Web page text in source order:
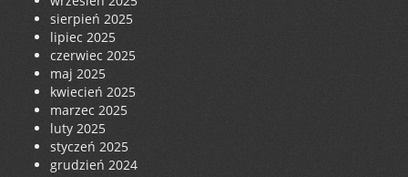
sierpień 2025
lipiec 2025
czerwiec 2025
maj 2025
kwiecień 2025
marzec 2025
luty 2025
styczeń 2025
grudzień 2024